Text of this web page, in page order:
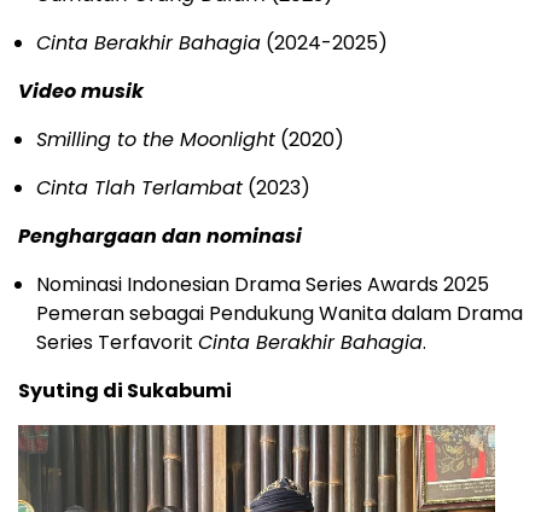
Cinta Berakhir Bahagia (2024-2025)
Video musik
Smilling to the Moonlight (2020)
Cinta Tlah Terlambat (2023)
Penghargaan dan nominasi
Nominasi Indonesian Drama Series Awards 2025
Pemeran sebagai Pendukung Wanita dalam Drama
Series Terfavorit Cinta Berakhir Bahagia.
Syuting di Sukabumi